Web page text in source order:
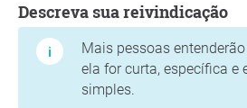
Descreva sua reivindicação
Mais pessoas
ela for curta, específica e
simples.